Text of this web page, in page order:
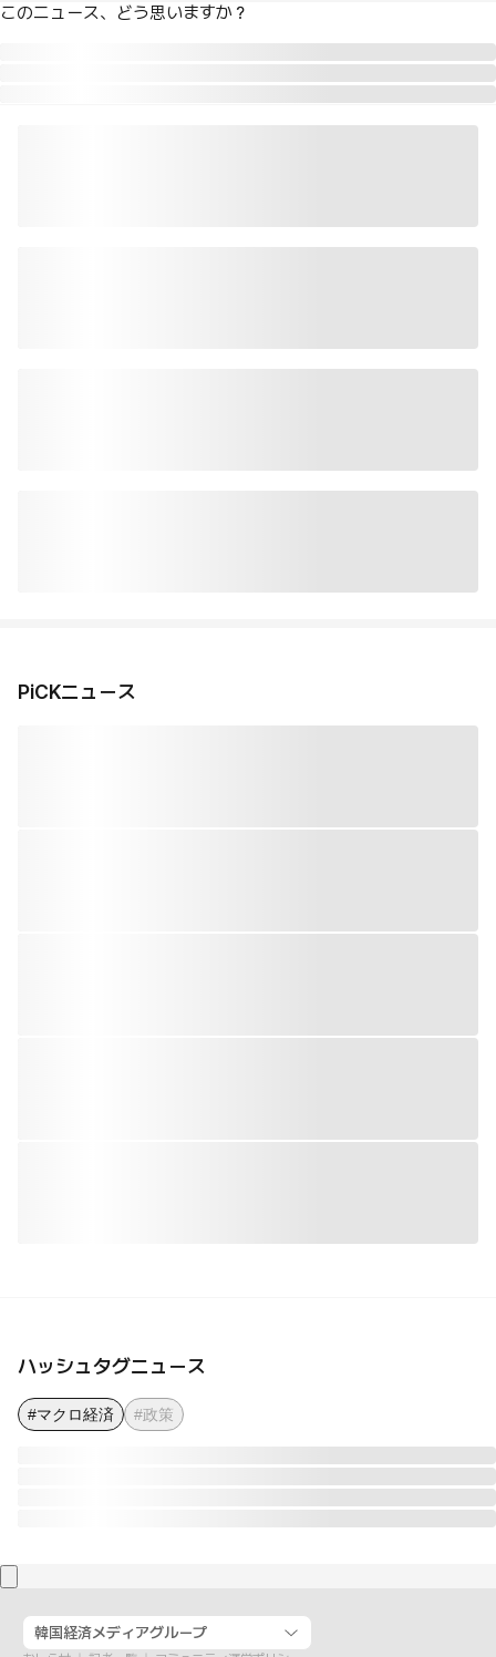
このニュース、どう思いますか？
PiCKニュース
ハッシュタグニュース
#マクロ経済 #政策
韓国経済メディアグループ